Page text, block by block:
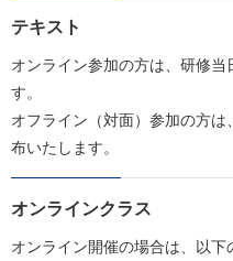
テキスト
オンライン参加の方は、研修当
す。
オフライン（対面）参加の方
布いたします。
オンラインクラス
オンライン開催の場合は、以